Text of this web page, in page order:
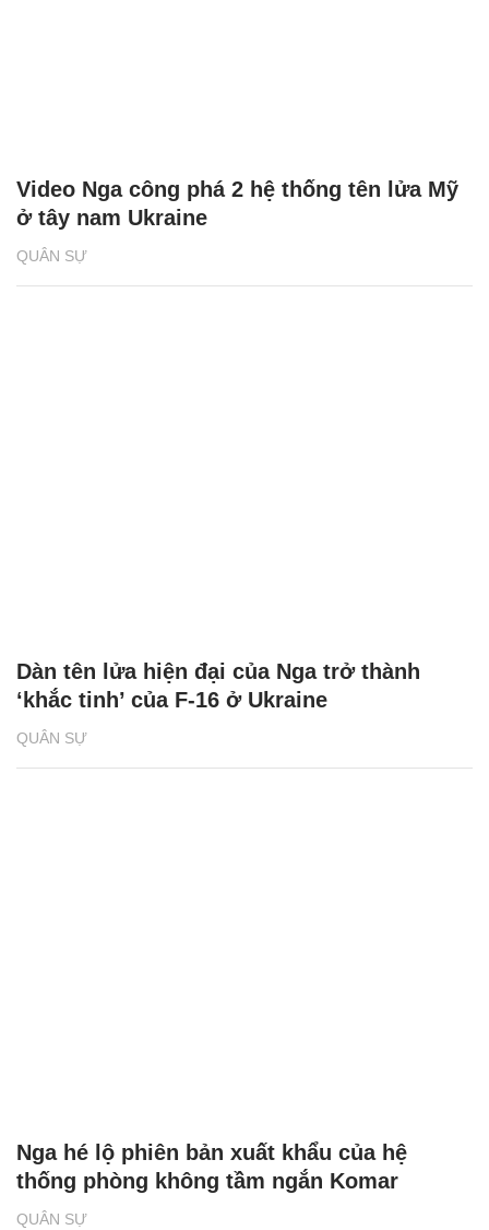
QUÂN SỰ
Video Nga công phá 2 hệ thống tên lửa Mỹ
ở tây nam Ukraine
QUÂN SỰ
Dàn tên lửa hiện đại của Nga trở thành
‘khắc tinh’ của F-16 ở Ukraine
QUÂN SỰ
Nga hé lộ phiên bản xuất khẩu của hệ
thống phòng không tầm ngắn Komar